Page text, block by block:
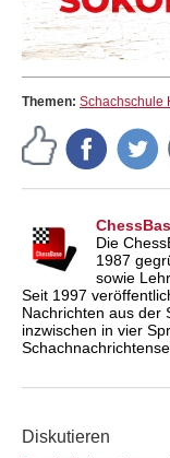
Themen: Schachschule
Die
1987
sowie
Seit 1997
Nachrichten aus der
inzwischen in vier
Diskutieren